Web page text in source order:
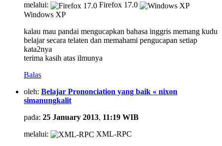
melalui:
Firefox 17.0
Windows XP
kalau mau pandai mengucapkan bahasa inggris memang kudu
belajar secara telaten dan memahami pengucapan setiap
kata2nya
terima kasih atas ilmunya
Balas
oleh: Belajar Prononciation yang baik « nixon
simanungkalit
pada: 25 January 2013, 11:19 WIB
melalui:
XML-RPC